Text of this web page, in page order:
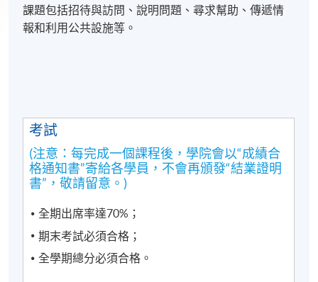
課題包括招待與訪問、說明問題、尋求幫助、傳遞情
報和利用公共設施等。
考試
(注意：每完成一個課程後，學院會以“成績合
格通知書”寄給各學員，不會再頒發“結業證明
書”，敬請留意。)
全期出席率達70%；
期末考試必須合格；
全學期總分必須合格。